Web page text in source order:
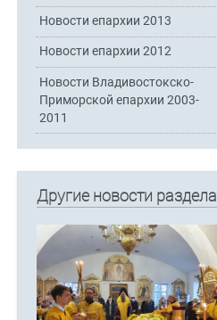
Новости епархии 2013
Новости епархии 2012
Новости Владивостокско-
Приморской епархии 2003-
2011
Другие новости раздела